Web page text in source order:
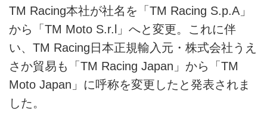
TM Racing本社が社名を「TM Racing S.p.A」
から「TM Moto S.r.l」へと変更。これに伴
い、TM Racing日本正規輸入元・株式会社うえ
さか貿易も「TM Racing Japan」から「TM
Moto Japan」に呼称を変更したと発表されま
した。